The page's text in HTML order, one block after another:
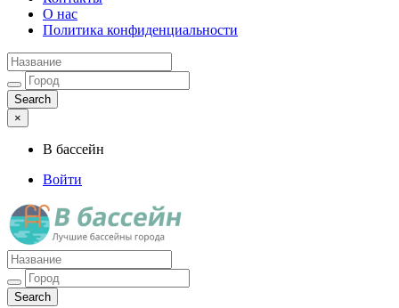
О нас
Политика конфиденциальности
×
В бассейн
Войти
Лучшие бассейны города